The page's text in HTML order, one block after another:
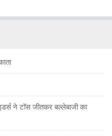
ने टॉस जीतकर बल्लेबाजी का